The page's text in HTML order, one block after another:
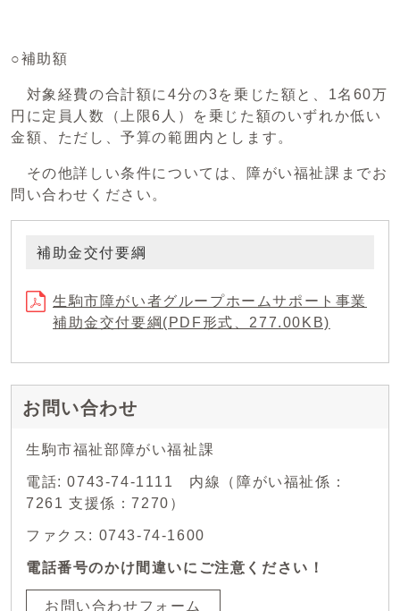
○補助額
対象経費の合計額に4分の3を乗じた額と、1名60万
円に定員人数（上限6人）を乗じた額のいずれか低い
金額、ただし、予算の範囲内とします。
その他詳しい条件については、障がい福祉課までお
問い合わせください。
補助金交付要綱
生駒市障がい者グループホームサポート事業
補助金交付要綱(PDF形式、277.00KB)
お問い合わせ
生駒市福祉部障がい福祉課
電話: 0743-74-1111 内線（障がい福祉係：
7261 支援係：7270）
ファクス: 0743-74-1600
電話番号のかけ間違いにご注意ください！
お問い合わせフォーム